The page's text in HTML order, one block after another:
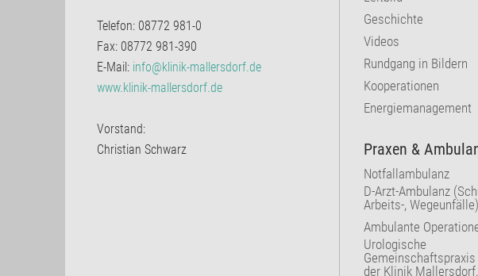
Telefon: 08772 981-0
Fax: 08772 981-390
E-Mail: info@klinik-mallersdorf.de
www.klinik-mallersdorf.de
Vorstand:
Christian Schwarz
Geschichte
Videos
Rundgang in Bildern
Kooperationen
Energiemanagement
Praxen &
Notfallambulanz
D-Arzt-Ambulanz
Arbeits-, Wegeunfälle)
Ambulante
Urologische
Gemeinschaftspraxis
der Klinik